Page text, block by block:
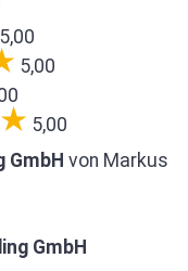
5,00
5,00
5,00
GmbH von Markus
GmbH